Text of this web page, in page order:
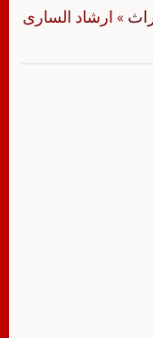
» ارشاد السارى